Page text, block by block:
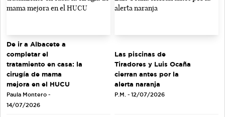
De ir a Albacete a
completar el
tratamiento en casa: la
cirugía de mama
mejora en el HUCU
Paula Montero -
14/07/2026
Las piscinas de
Tiradores y Luis Ocaña
cierran antes por la
alerta naranja
P.M. - 12/07/2026